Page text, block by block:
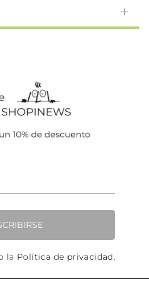
la Política de privacidad.